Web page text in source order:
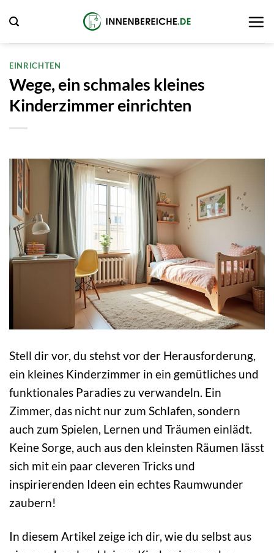
Inhalt
springen
EINRICHTEN
Wege, ein schmales kleines
Kinderzimmer einrichten
Stell dir vor, du stehst vor der Herausforderung,
ein kleines Kinderzimmer in ein gemütliches und
funktionales Paradies zu verwandeln. Ein
Zimmer, das nicht nur zum Schlafen, sondern
auch zum Spielen, Lernen und Träumen einlädt.
Keine Sorge, auch aus den kleinsten Räumen lässt
sich mit ein paar cleveren Tricks und
inspirierenden Ideen ein echtes Raumwunder
zaubern!
In diesem Artikel zeige ich dir, wie du selbst aus